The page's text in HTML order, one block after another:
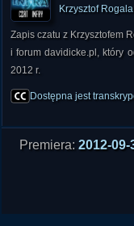
Krzysztof Rogala
Zapis czatu z Krzysztofem
i forum davidicke.pl, który
2012 r.
Dostępna jest
Premiera: 2012-09-